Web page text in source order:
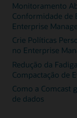
Monitoramento
Conformidade de
Enterprise
Crie Políticas
no Enterprise
Redução da
Compactação de
Como a Comcast
de dados